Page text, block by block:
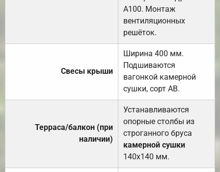
А100. Монтаж
вентиляционных
решёток.
Свесы крыши
Ширина 400 мм.
Подшиваются
вагонкой камерной
сушки, сорт АВ.
Терраса/балкон (при
наличии)
Устанавливаются
опорные столбы из
строганного бруса
камерной сушки
140х140 мм.